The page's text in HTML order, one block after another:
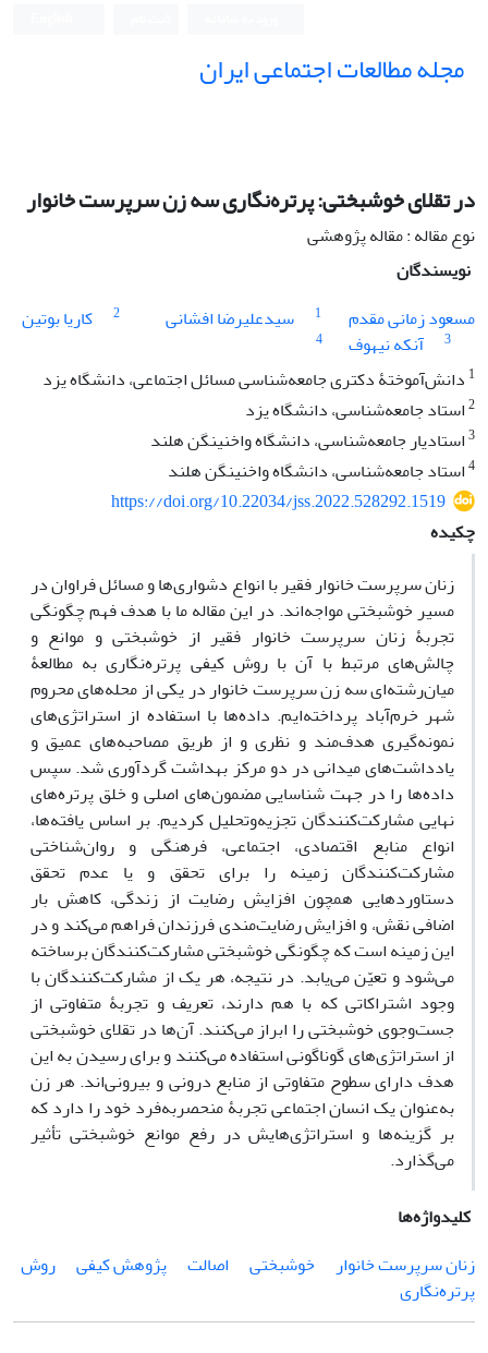
مجله مطالعات اجتماعی ایران
در تقلای خوشبختی: پرتره‌نگاری سه زن سرپرست خانوار
نوع مقاله : مقاله پژوهشی
نویسندگان
مسعود زمانی مقدم
1 سیدعلیرضا افشانی 2 کاریا بوتین
3 آنکه نیهوف
4
1 دانش‌آموختۀ دکتری جامعه‌شناسی مسائل اجتماعی، دانشگاه یزد
2استاد جامعه‌شناسی، دانشگاه یزد
3استادیار جامعه‌شناسی، دانشگاه واخنینگن هلند
4استاد جامعه‌شناسی، دانشگاه واخنینگن هلند
https://doi.org/10.22034/jss.2022.528292.1519
چکیده
زنان سرپرست خانوار فقیر با انواع دشواری‌ها و مسائل فراوان در
مسیر خوشبختی مواجه‌اند. در این مقاله ما با هدف فهم چگونگی
تجربۀ زنان سرپرست خانوار فقیر از خوشبختی و موانع و
چالش‌های مرتبط با آن با روش کیفی پرتره‌نگاری به مطالعۀ
میان‌رشته‌ای سه زن سرپرست خانوار در یکی از محله‌های محروم
شهر خرم‌آباد پرداخته‌ایم. داده‌ها با استفاده از استراتژی‌های
نمونه‌گیری هدف‌مند و نظری و از طریق مصاحبه‌های عمیق و
یادداشت‌های میدانی در دو مرکز بهداشت گردآوری شد. سپس
داده‌ها را در جهت شناسایی مضمون‌های اصلی و خلق پرتره‌های
نهایی مشارکت‌کنندگان تجزیه‌و‌تحلیل کردیم. بر اساس یافته‌ها،
انواع منابع اقتصادی، اجتماعی، فرهنگی و روان‌شناختی
مشارکت‌کنندگان زمینه را برای تحقق و یا عدم تحقق
دستاوردهایی همچون افزایش رضایت از زندگی، کاهش بار
اضافی نقش، و افزایش رضایت‌مندی فرزندان فراهم می‌کند و در
این زمینه است که چگونگی خوشبختی مشارکت‌کنندگان برساخته
می‌شود و تعیّن می‌یابد. در نتیجه، هر یک از مشارکت‌کنندگان با
وجود اشتراکاتی که با هم دارند، تعریف و تجربۀ متفاوتی از
جست‌وجوی خوشبختی را ابراز می‌کنند. آن‌ها در تقلای خوشبختی
از استراتژی‌های گوناگونی استفاده می‌کنند و برای رسیدن به این
هدف دارای سطوح متفاوتی از منابع درونی و بیرونی‌اند. هر زن
به‌عنوان یک انسان اجتماعی تجربۀ منحصربه‌فرد خود را دارد که
بر گزینه‌ها و استراتژی‌هایش در رفع موانع خوشبختی تأثیر
می‌گذارد.
کلیدواژه‌ها
زنان سرپرست خانوار
خوشبختی اصالت پژوهش کیفی
روش
پرتره‌نگاری